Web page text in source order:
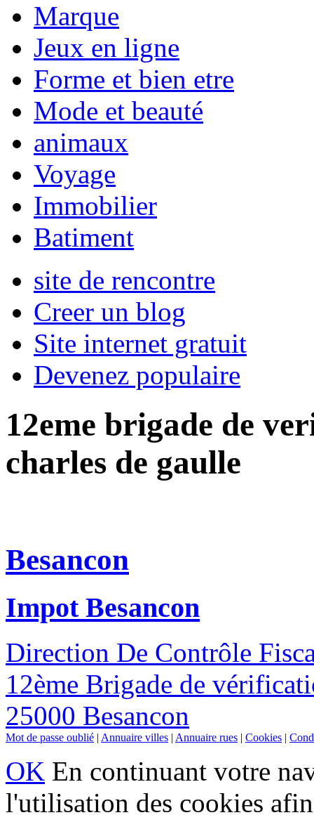
Marque
Jeux en ligne
Forme et bien etre
Mode et beauté
animaux
Voyage
Immobilier
Batiment
site de rencontre
Creer un blog
Site internet gratuit
Devenez populaire
12eme brigade de
charles de gaulle
Besancon
Impot Besancon
Direction De Contrôle
12ème Brigade de
25000 Besancon
Mot de passe oublié | Annuaire villes | Annuaire rues | Cookies |
OK En continuant votre
l'utilisation des cookies